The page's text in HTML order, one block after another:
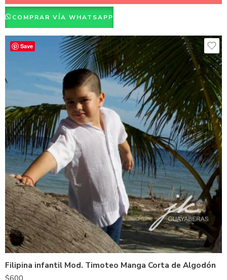
COMPRAR VÍA WHATSAPP
Save
Filipina infantil Mod. Timoteo Manga Corta de Algodón
$600